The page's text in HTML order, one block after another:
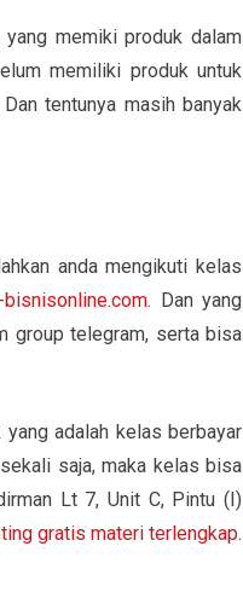
memiki produk dalam
memiliki produk untuk
tentunya masih banyak
anda mengikuti kelas
. Dan yang
group telegram, serta bisa
adalah kelas berbayar
saja, maka kelas bisa
Lt 7, Unit C, Pintu (I)
gratis materi terlengkap.